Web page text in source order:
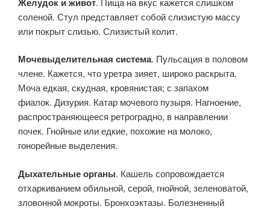
соленой. Стул представляет собой слизистую массу
или покрыт слизью. Слизистый колит.
Мочевыделительная система. Пульсация в половом
члене. Кажется, что уретра зияет, широко раскрыта.
Моча едкая, скудная, кровянистая; с запахом
фиалок. Дизурия. Катар мочевого пузыря. Нагноение,
распространяющееся ретроградно, в направлении
почек. Гнойные или едкие, похожие на молоко,
гонорейные выделения.
Дыхательные органы. Кашель сопровождается
отхаркиванием обильной, серой, гнойной, зеленоватой,
зловонной мокроты. Бронхоэктазы. Болезненный